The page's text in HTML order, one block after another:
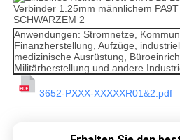
Anwendungen: Stromnetze,
Finanzherstellung, Aufzüge,
medizinische Ausrüstung,
Militärherstellung und andere
3652-PXXX-XXXXXR01&2.pdf